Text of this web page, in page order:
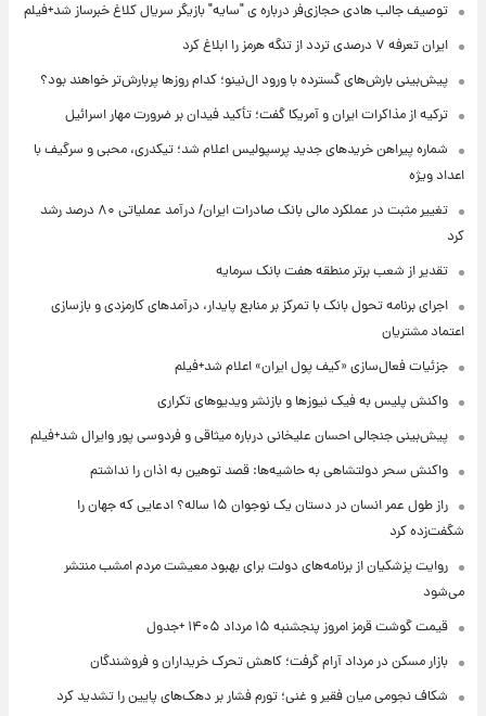
توصیف جالب هادی حجازی‌فر درباره ی "سایه" بازیگر سریال کلاغ خبرساز شد+فیلم
ایران تعرفه ۷ درصدی تردد از تنگه هرمز را ابلاغ کرد
پیش‌بینی بارش‌های گسترده با ورود ال‌نینو؛ کدام روزها پربارش‌تر خواهند بود؟
ترکیه از مذاکرات ایران و آمریکا گفت؛ تأکید فیدان بر ضرورت مهار اسرائیل
شماره پیراهن خریدهای جدید پرسپولیس اعلام شد؛ تیکدری، محبی و سرگیف با
اعداد ویژه
تغییر مثبت در عملکرد مالی بانک صادرات ایران/ درآمد عملیاتی ۸۰ درصد رشد
کرد
تقدیر از شعب برتر منطقه هفت بانک سرمایه
اجرای برنامه تحول بانک با تمرکز بر منابع پایدار، درآمدهای کارمزدی و بازسازی
اعتماد مشتریان
جزئیات فعال‌سازی «کیف پول ایران» اعلام شد+فیلم
واکنش پلیس به فیک نیوزها و بازنشر ویدیوهای تکراری
پیش‌بینی جنجالی احسان علیخانی درباره میثاقی و فردوسی پور وایرال شد+فیلم
واکنش سحر دولتشاهی به حاشیه‌ها: قصد توهین به اذان را نداشتم
راز طول عمر انسان در دستان یک نوجوان ۱۵ ساله؟ ادعایی که جهان را
شگفت‌زده کرد
روایت پزشکیان از برنامه‌های دولت برای بهبود معیشت مردم امشب منتشر
می‌شود
قیمت گوشت قرمز امروز پنجشنبه ۱۵ مرداد ۱۴۰۵ +جدول
بازار مسکن در مرداد آرام گرفت؛ کاهش تحرک خریداران و فروشندگان
شکاف نجومی میان فقیر و غنی؛ تورم فشار بر دهک‌های پایین را تشدید کرد